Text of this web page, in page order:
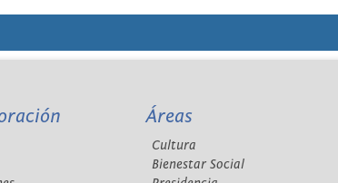
Áreas
Cultura
Bienestar Social